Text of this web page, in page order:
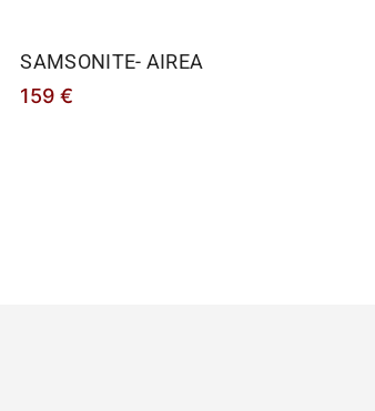
SAMSONITE- AIREA
159€